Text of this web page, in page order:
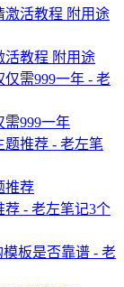
活教程 附用途
需999一年
推荐
3个